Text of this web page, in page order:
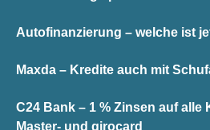
Autofinanzierung – welche ist
Maxda – Kredite auch mit
C24 Bank – 1 % Zinsen auf
Master- und girocard